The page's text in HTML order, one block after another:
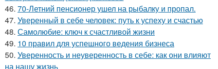
46. 70-Летний пенсионер ушел на рыбалку и пропал.
47. Уверенный в себе человек: путь к успеху и счастью
48. Самолюбие: ключ к счастливой жизни
49. 10 правил для успешного ведения бизнеса
50. Уверенность и неуверенность в себе: как они влияют
на нашу жизнь